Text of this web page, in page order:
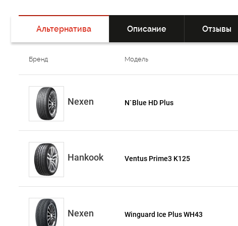
Альтернатива Описание Отзывы
Бренд Модель
Nexen N`Blue HD Plus
Hankook Ventus Prime3 K125
Nexen Winguard Ice Plus WH43